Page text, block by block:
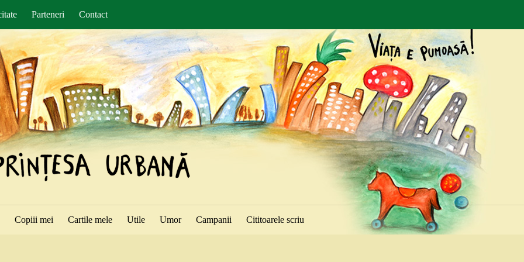
Parteneri Contact
Copiii mei Cartile mele Utile Umor Campanii Cititoarele scriu